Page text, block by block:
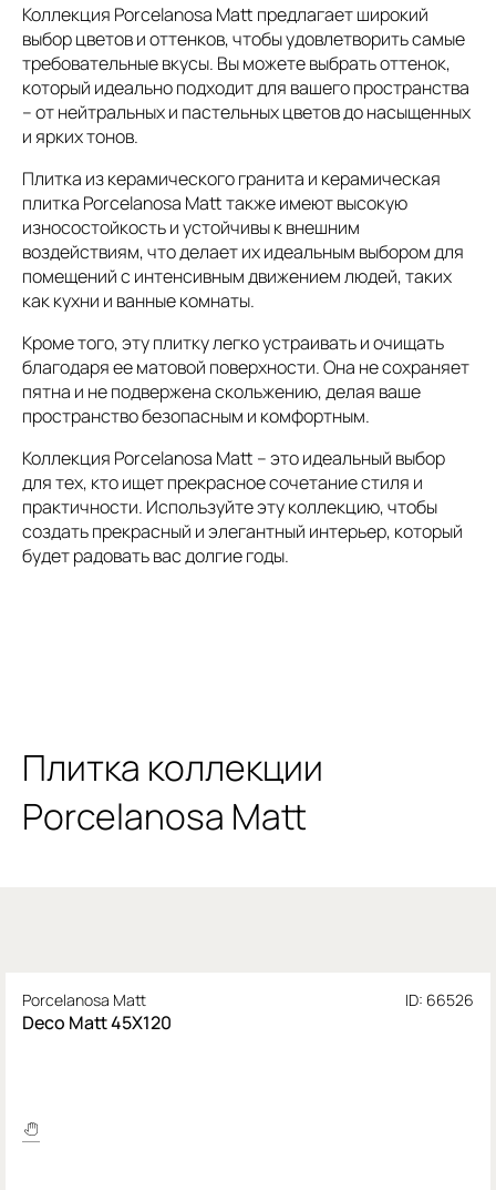
Коллекция Porcelanosa Matt предлагает широкий
выбор цветов и оттенков, чтобы удовлетворить самые
требовательные вкусы. Вы можете выбрать оттенок,
который идеально подходит для вашего пространства
– от нейтральных и пастельных цветов до насыщенных
и ярких тонов.
Плитка из керамического гранита и керамическая
плитка Porcelanosa Matt также имеют высокую
износостойкость и устойчивы к внешним
воздействиям, что делает их идеальным выбором для
помещений с интенсивным движением людей, таких
как кухни и ванные комнаты.
Кроме того, эту плитку легко устраивать и очищать
благодаря ее матовой поверхности. Она не сохраняет
пятна и не подвержена скольжению, делая ваше
пространство безопасным и комфортным.
Коллекция Porcelanosa Matt – это идеальный выбор
для тех, кто ищет прекрасное сочетание стиля и
практичности. Используйте эту коллекцию, чтобы
создать прекрасный и элегантный интерьер, который
будет радовать вас долгие годы.
Плитка коллекции
Porcelanosa Matt
Porcelanosa Matt ID: 66526
Deco Matt 45X120